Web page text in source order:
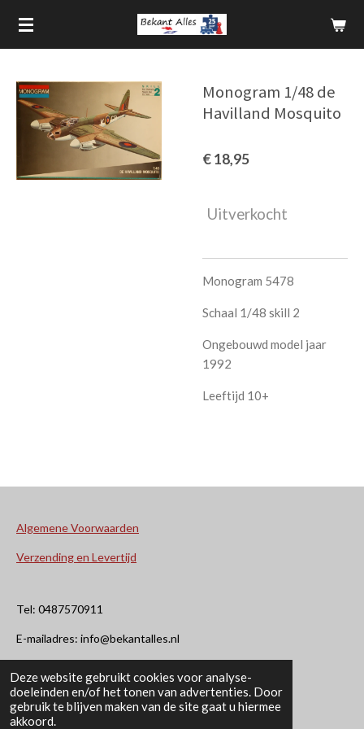
Deze website gebruikt cookies voor analyse-
doeleinden en/of het tonen van advertenties. Door
gebruik te blijven maken van de site gaat u hiermee
akkoord.
Ga
direct
hoofdinhoud
Monogram 1/48 de
Havilland Mosquito
€ 18,95
Uitverkocht
Monogram 5478
Schaal 1/48 skill 2
Ongebouwd model jaar
1992
Leeftijd 10+
Algemene Voorwaarden
Verzending en Levertijd
Tel: 0487570911
E-mailadres: info@bekantalles.nl
Rooysestraat 4
6621AM Dreumel